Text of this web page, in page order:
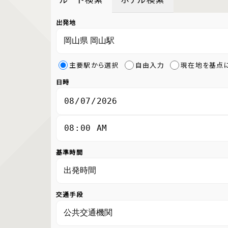
出発地
主要駅から選択 自由入力 現在地を基点
日時
基準時間
交通手段